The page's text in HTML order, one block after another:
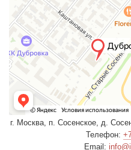
г. Москва, п. Сосенское, д.
Телефон:
Email: